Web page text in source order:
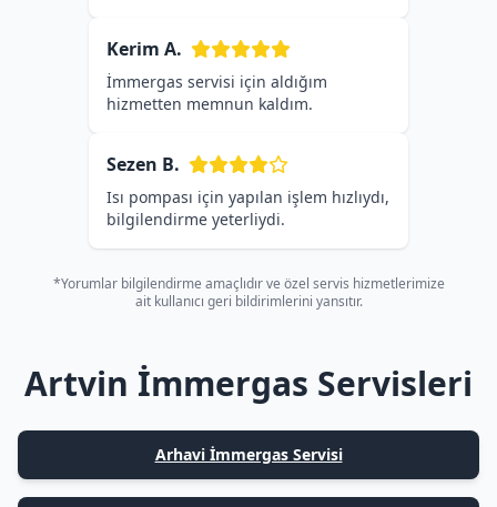
Kerim A.
İmmergas servisi için aldığım
hizmetten memnun kaldım.
Sezen B.
Isı pompası için yapılan işlem hızlıydı,
bilgilendirme yeterliydi.
*Yorumlar bilgilendirme amaçlıdır ve özel servis hizmetlerimize
ait kullanıcı geri bildirimlerini yansıtır.
Artvin İmmergas Servisleri
Arhavi İmmergas Servisi